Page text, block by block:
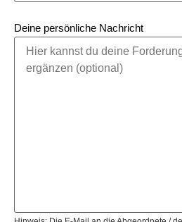
Deine persönliche Nachricht